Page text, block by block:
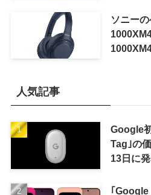
ソニー
人気記事
Google
Tag｣の
13日に
｢Google